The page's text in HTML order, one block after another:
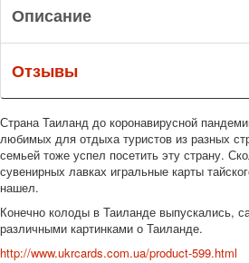
Описание
Отзывы
Страна Таиланд до коронавирусной
любимых для отдыха туристов из разных
семьей тоже успел посетить эту страну.
сувенирных лавках игральные карты
нашел.
Конечно колоды в Таиланде выпускались,
различными картинками о Таиланде.
http://www.ukrcards.com.ua/product-599.html